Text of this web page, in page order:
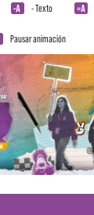
- Texto
Pausar animación